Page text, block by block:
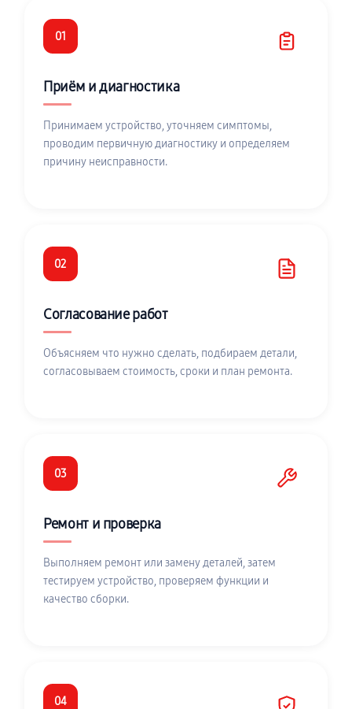
01
Приём и диагностика
Принимаем устройство, уточняем симптомы,
проводим первичную диагностику и определяем
причину неисправности.
02
Согласование работ
Объясняем что нужно сделать, подбираем детали,
согласовываем стоимость, сроки и план ремонта.
03
Ремонт и проверка
Выполняем ремонт или замену деталей, затем
тестируем устройство, проверяем функции и
качество сборки.
04